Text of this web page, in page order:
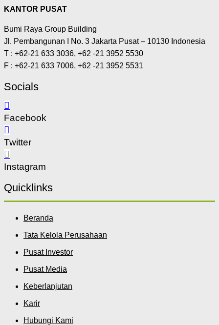
KANTOR PUSAT
Bumi Raya Group Building
Jl. Pembangunan I No. 3 Jakarta Pusat – 10130 Indonesia
T : +62-21 633 3036, +62 -21 3952 5530
F : +62-21 633 7006, +62 -21 3952 5531
Socials
Facebook
Twitter
Instagram
Quicklinks
Beranda
Tata Kelola Perusahaan
Pusat Investor
Pusat Media
Keberlanjutan
Karir
Hubungi Kami